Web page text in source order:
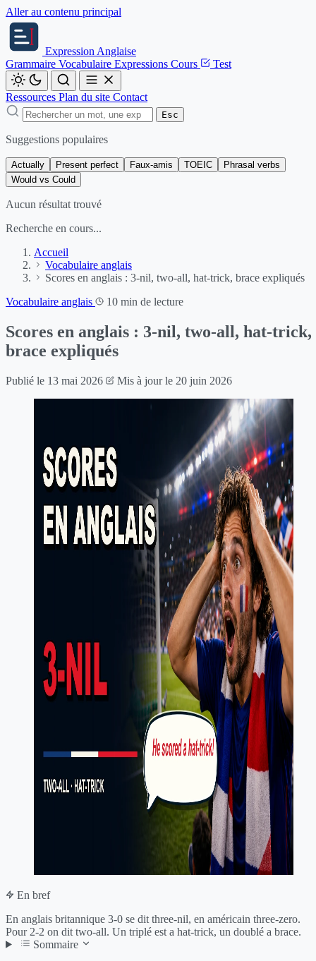
Aller au contenu principal
Expression Anglaise
Grammaire Vocabulaire Expressions Cours Test
Ressources Plan du site Contact
Esc
Suggestions populaires
Actually Present perfect Faux-amis TOEIC
Phrasal verbs
Would vs Could
Aucun résultat trouvé
Recherche en cours...
Accueil
Vocabulaire anglais
Scores en anglais : 3-nil, two-all, hat-trick, brace expliqués
Vocabulaire anglais
10 min de lecture
Scores en anglais : 3-nil, two-all, hat-trick,
brace expliqués
Publié le 13 mai 2026 Mis à jour le 20 juin 2026
En bref
En anglais britannique 3-0 se dit three-nil, en américain three-zero.
Pour 2-2 on dit two-all. Un triplé est a hat-trick, un doublé a brace.
Sommaire